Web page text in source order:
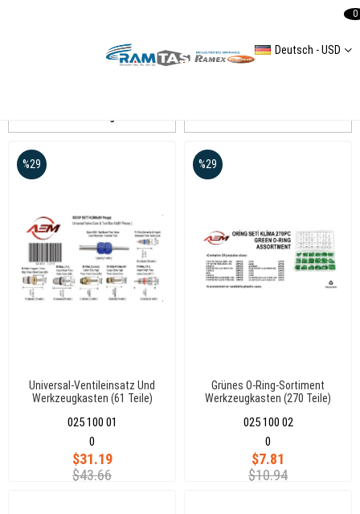
Deutsch - USD
0
Universal-Ventileinsatz Und
Werkzeugkasten (61 Teile)
025 100 01
$31.19
$43.66
%29
0
Grünes O-Ring-Sortiment
Werkzeugkasten (270 Teile)
025 100 02
$7.81
$10.94
%29
0